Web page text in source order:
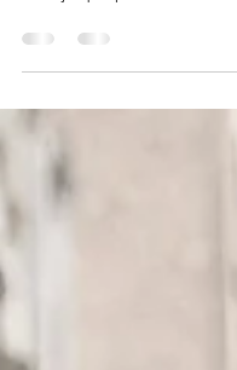
Mayo es un mes muy
comenzamos con el primero